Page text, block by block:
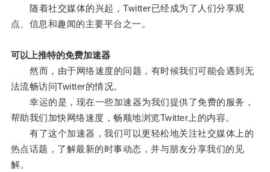
随着社交媒体的兴起，Twitter已经成为了人们分享观
点、信息和趣闻的主要平台之一。
可以上推特的免费加速器
然而，由于网络速度的问题，有时候我们可能会遇到无
法流畅访问Twitter的情况。
幸运的是，现在一些加速器为我们提供了免费的服务，
帮助我们加快网络速度，畅顺地浏览Twitter上的内容。
有了这个加速器，我们可以更轻松地关注社交媒体上的
热点话题，了解最新的时事动态，并与朋友分享我们的见
解。